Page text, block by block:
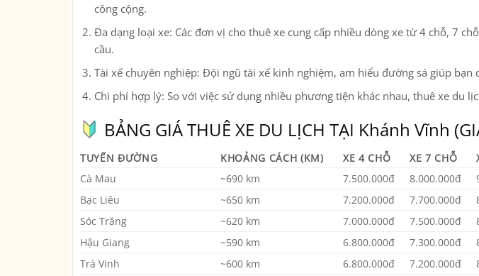
công cộng.
Đa dạng loại xe: Các đơn vị cho thuê xe cung cấp nhiều dòng xe từ 4 chỗ, 7
cầu.
Tài xế chuyên nghiệp: Đội ngũ tài xế kinh nghiệm, am hiểu đường sá giúp bạn
Chi phí hợp lý: So với việc sử dụng nhiều phương tiện khác nhau, thuê xe du
BẢNG GIÁ THUÊ XE DU LỊCH TẠI Khánh Vĩnh
TUYẾN ĐƯỜNG KHOẢNG CÁCH (KM) XE 4 CHỖ XE 7 CHỖ
Cà Mau
~690 km 7.500.000đ 8.000.000đ
Bạc Liêu
~650 km 7.200.000đ 7.700.000đ
Sóc Trăng
~620 km 7.000.000đ 7.500.000đ
Hậu Giang
~590 km 6.800.000đ 7.300.000đ
Trà Vinh
~600 km 6.800.000đ 7.200.000đ